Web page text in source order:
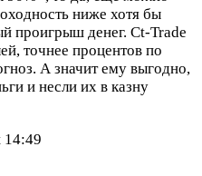
ниже хотя бы
проигрыш денег. Ct-Trade
точнее процентов по
А значит ему выгодно,
и несли их в казну
14:49